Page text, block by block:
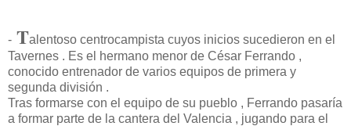
- Talentoso centrocampista cuyos inicios sucedieron en el
Tavernes . Es el hermano menor de César Ferrando ,
conocido entrenador de varios equipos de primera y
segunda división .
Tras formarse con el equipo de su pueblo , Ferrando pasaría
a formar parte de la cantera del Valencia , jugando para el